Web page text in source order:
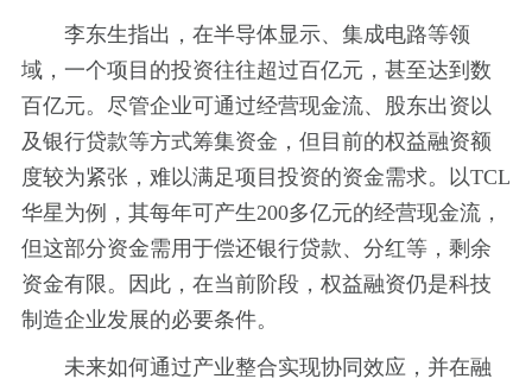
李东生指出，在半导体显示、集成电路等领
域，一个项目的投资往往超过百亿元，甚至达到数
百亿元。尽管企业可通过经营现金流、股东出资以
及银行贷款等方式筹集资金，但目前的权益融资额
度较为紧张，难以满足项目投资的资金需求。以TCL
华星为例，其每年可产生200多亿元的经营现金流，
但这部分资金需用于偿还银行贷款、分红等，剩余
资金有限。因此，在当前阶段，权益融资仍是科技
制造企业发展的必要条件。
未来如何通过产业整合实现协同效应，并在融